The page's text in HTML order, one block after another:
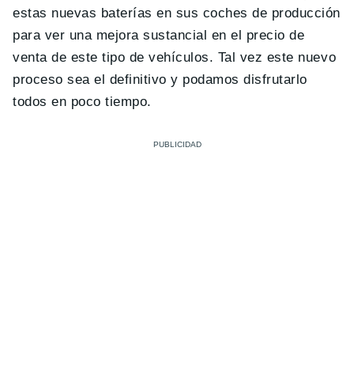
estas nuevas baterías en sus coches de producción
para ver una mejora sustancial en el precio de
venta de este tipo de vehículos. Tal vez este nuevo
proceso sea el definitivo y podamos disfrutarlo
todos en poco tiempo.